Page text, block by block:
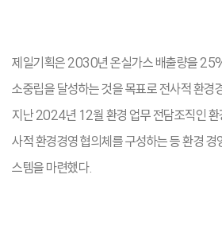
제일기획은 2030년 온실가스 배출량을
소중립을 달성하는 것을 목표로 전사적 환경
지난 2024년 12월 환경 업무 전담조직인 환
사적 환경경영 협의체를 구성하는 등 환경 경
스템을 마련했다.